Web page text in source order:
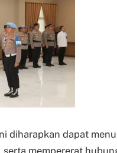
diharapkan dapat